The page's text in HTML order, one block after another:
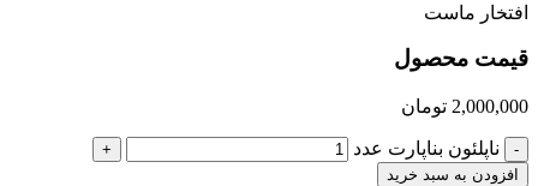
افتخار ماست
قیمت محصول
2,000,000 تومان
- ناپلئون بناپارت عدد
+
افزودن به سبد خرید